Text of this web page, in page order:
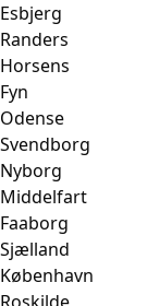
Esbjerg
Randers
Horsens
Fyn
Odense
Svendborg
Nyborg
Middelfart
Faaborg
Sjælland
København